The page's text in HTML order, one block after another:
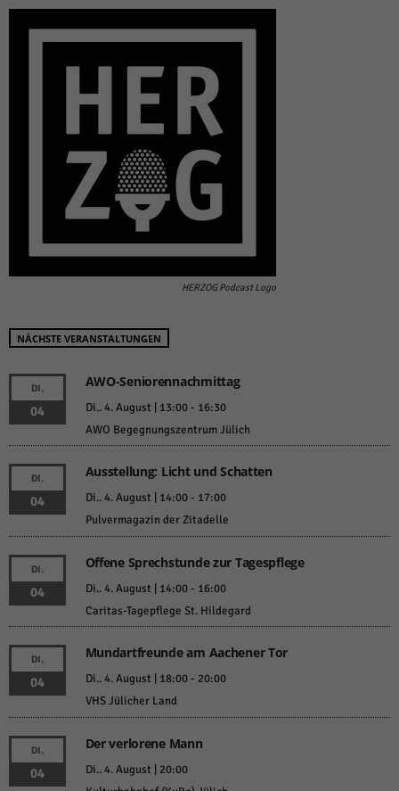
HERZOG Podcast Logo
NÄCHSTE VERANSTALTUNGEN
DI.
04
AWO-Seniorennachmittag
Di.. 4. August | 13:00- 16:30
AWO Begegnungszentrum Jülich
DI.
04
Ausstellung: Licht und Schatten
Di.. 4. August | 14:00- 17:00
Pulvermagazin der Zitadelle
DI.
04
Offene Sprechstunde zur Tagespflege
Di.. 4. August | 14:00- 16:00
Caritas-Tagepflege St. Hildegard
DI.
04
Mundartfreunde am Aachener Tor
Di.. 4. August | 18:00- 20:00
VHS Jülicher Land
DI.
04
Der verlorene Mann
Di.. 4. August | 20:00